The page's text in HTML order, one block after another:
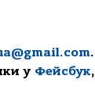
.
у Фейсбук,